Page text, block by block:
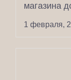
магазина
1 февраля,